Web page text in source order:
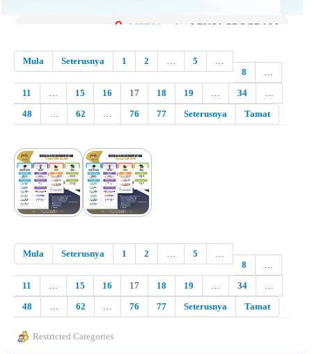
MEDIA | LENSA PROGRAM
Mula Seterusnya 1 2 … 5
…
8
…
11
… 15 16 17 18 19 … 34
…
48
… 62 … 76 77 Seterusnya Tamat
Mula Seterusnya 1 2 5
8
11
15 16 17 18 19 34
48
62 76 77 Seterusnya Tamat
Restricted Categories